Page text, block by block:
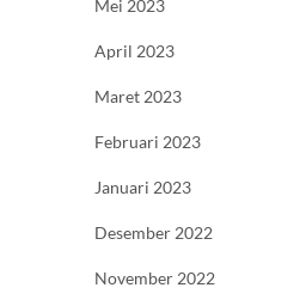
Mei 2023
April 2023
Maret 2023
Februari 2023
Januari 2023
Desember 2022
November 2022